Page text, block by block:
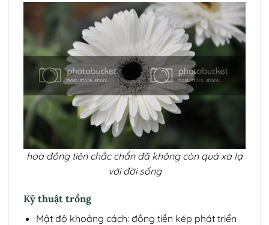
hoa đồng tiên chắc chắn đã không còn quá xa lạ
với đời sống
Kỹ thuật trồng
Mật độ khoảng cách: đồng tiền kép phát triển